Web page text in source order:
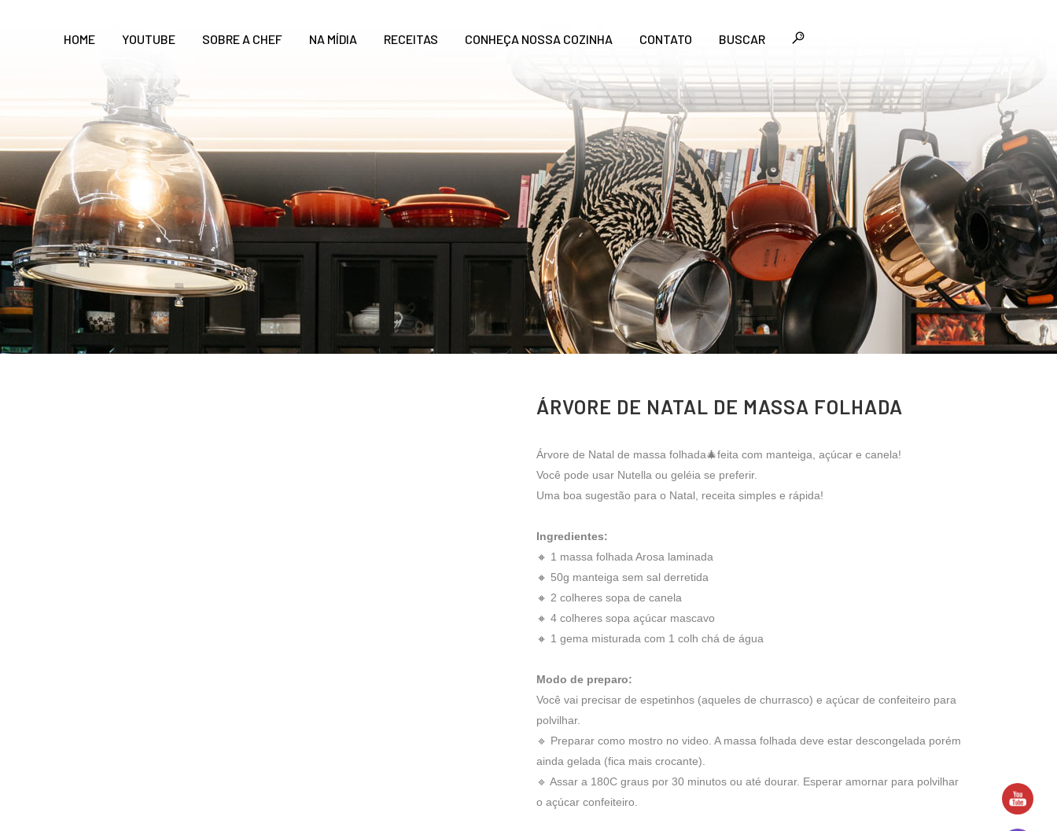
HOME YOUTUBE SOBRE A CHEF NA MÍDIA RECEITAS CONHEÇA NOSSA COZINHA CONTATO BUSCAR
ÁRVORE DE NATAL DE MASSA FOLHADA
Árvore de Natal de massa folhada🎄feita com manteiga, açúcar e canela!
Você pode usar Nutella ou geléia se preferir.
Uma boa sugestão para o Natal, receita simples e rápida!
Ingredientes:
🔸 1 massa folhada Arosa laminada
🔸 50g manteiga sem sal derretida
🔸 2 colheres sopa de canela
🔸 4 colheres sopa açúcar mascavo
🔸 1 gema misturada com 1 colh chá de água
Modo de preparo:
Você vai precisar de espetinhos (aqueles de churrasco) e açúcar de confeiteiro para
polvilhar.
🔹 Preparar como mostro no video. A massa folhada deve estar descongelada porém
ainda gelada (fica mais crocante).
🔹 Assar a 180C graus por 30 minutos ou até dourar. Esperar amornar para polvilhar
o açúcar confeiteiro.